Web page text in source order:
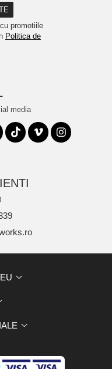
promotiile
Politica de
media